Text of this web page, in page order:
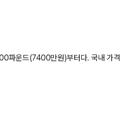
파운드(7400만원)부터다. 국내 가격